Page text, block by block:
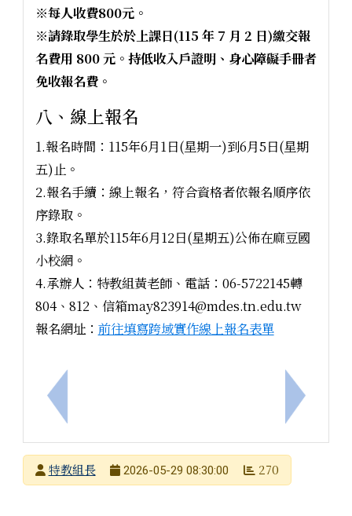
上一筆：本校辦理臺南市家庭教育中心115年串聯
※每人收費800元。
※請錄取學生於於上課日(115 年 7 月 2 日)繳交報
名費用 800 元。持低收入戶證明、身心障礙手冊者
免收報名費。
八、線上報名
1.報名時間：115年6月1日(星期一)到6月5日(星期
五)止。
2.報名手續：線上報名，符合資格者依報名順序依
序錄取。
3.錄取名單於115年6月12日(星期五)公佈在麻豆國
小校網。
4.承辦人：特教組黃老師、電話：06-5722145轉
804、812、信箱may823914@mdes.tn.edu.tw
報名網址： 前往填寫跨域實作線上報名表單
下一筆：
發布者特教組長
2026-05-29 08:30:00 270